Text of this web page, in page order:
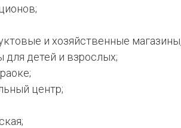
и хозяйственные
для детей и взрослых;
центр;